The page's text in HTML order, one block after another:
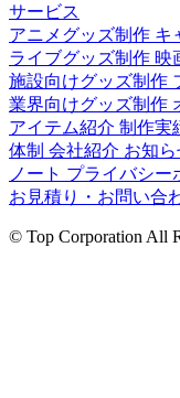
サービス
アニメグッズ制作 キ
ライブグッズ制作 映
施設向けグッズ制作
業界向けグッズ制作
アイテム紹介 制作実
体制 会社紹介 お知
ノート プライバシー
お見積り・お問い合
© Top Corporation All